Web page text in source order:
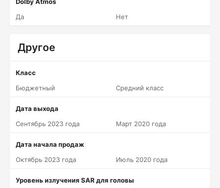
Да
Нет
Другое
Класс
Бюджетный
Средний класс
Дата выхода
Сентябрь 2023 года
Март 2020 года
Дата начала продаж
Октябрь 2023 года
Июль 2020 года
Уровень излучения SAR для головы